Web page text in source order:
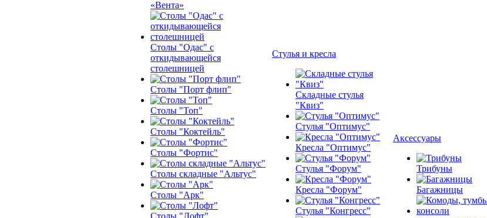
«Вента»
Столы "Одас" с
откидывающейся
столешницей
Столы "Порт флип"
Столы "Топ"
Столы "Коктейль"
Столы "Фортис"
Столы складные "Альтус"
Столы "Арк"
Столы "Лофт"
Стулья и кресла
Складные стулья
"Квиз"
Стулья "Оптимус"
Кресла "Оптимус"
Стулья "Форум"
Кресла "Форум"
Стулья "Конгресс"
Аксессуары
Трибуны
Багажницы